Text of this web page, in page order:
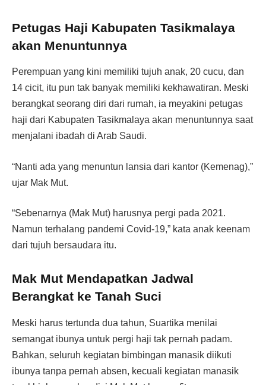
Petugas Haji Kabupaten Tasikmalaya
akan Menuntunnya
Perempuan yang kini memiliki tujuh anak, 20 cucu, dan
14 cicit, itu pun tak banyak memiliki kekhawatiran. Meski
berangkat seorang diri dari rumah, ia meyakini petugas
haji dari Kabupaten Tasikmalaya akan menuntunnya saat
menjalani ibadah di Arab Saudi.
“Nanti ada yang menuntun lansia dari kantor (Kemenag),”
ujar Mak Mut.
“Sebenarnya (Mak Mut) harusnya pergi pada 2021.
Namun terhalang pandemi Covid-19,” kata anak keenam
dari tujuh bersaudara itu.
Mak Mut Mendapatkan Jadwal
Berangkat ke Tanah Suci
Meski harus tertunda dua tahun, Suartika menilai
semangat ibunya untuk pergi haji tak pernah padam.
Bahkan, seluruh kegiatan bimbingan manasik diikuti
ibunya tanpa pernah absen, kecuali kegiatan manasik